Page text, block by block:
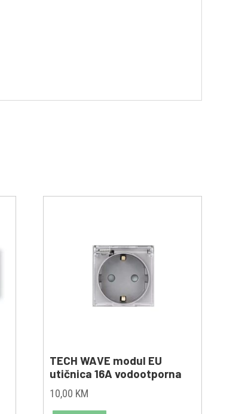
TECH WAVE modul EU
utičnica 16A vodootporna
10,00 KM